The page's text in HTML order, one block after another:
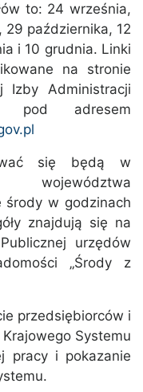
to: 24 września,
29 października, 12
i 10 grudnia. Linki
na stronie
Izby Administracji
pod adresem
się będą w
województwa
środy w godzinach
znajdują się na
urzędów
„Środy z
przedsiębiorców i
Systemu
pracy i pokazanie